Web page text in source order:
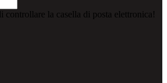
controllare la casella di posta elettronica!